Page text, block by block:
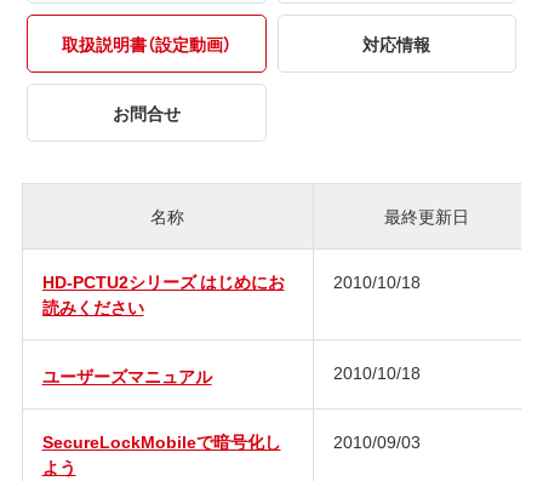
取扱説明書（設定動画） 対応情報
お問合せ
名称 最終更新日
HD-PCTU2シリーズ はじめにお
読みください
2010/10/18
ユーザーズマニュアル 2010/10/18
SecureLockMobileで暗号化し
よう
2010/09/03